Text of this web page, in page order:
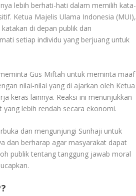
lebih berhati-hati dalam memilih kata-
Ketua Majelis Ulama Indonesia (MUI),
di depan publik dan
setiap individu yang berjuang untuk
Gus Miftah untuk meminta maaf
nilai-nilai yang di ajarkan oleh Ketua
keras lainnya. Reaksi ini menunjukkan
lebih rendah secara ekonomi.
dan mengunjungi Sunhaji untuk
dan berharap agar masyarakat dapat
publik tentang tanggung jawab moral